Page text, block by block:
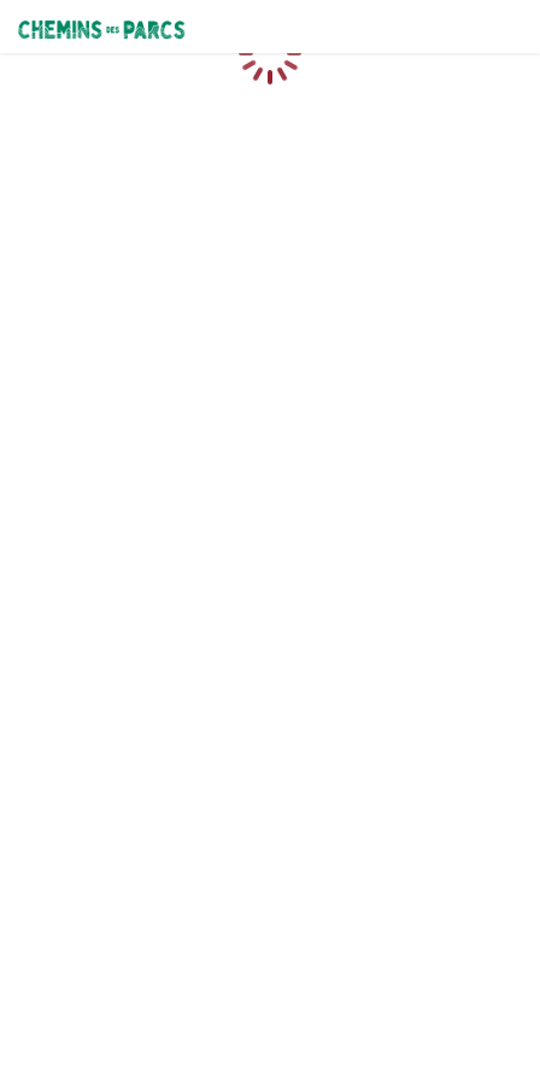
Chemins des Parcs
Chargement